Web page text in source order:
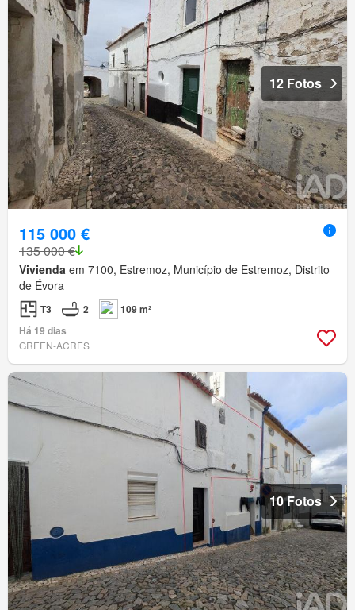
12 Fotos
115 000 €
135 000 €
Vivienda em 7100, Estremoz, Município de Estremoz, Distrito
de Évora
T3 2
109 m²
Há 19 dias
GREEN-ACRES
10 Fotos